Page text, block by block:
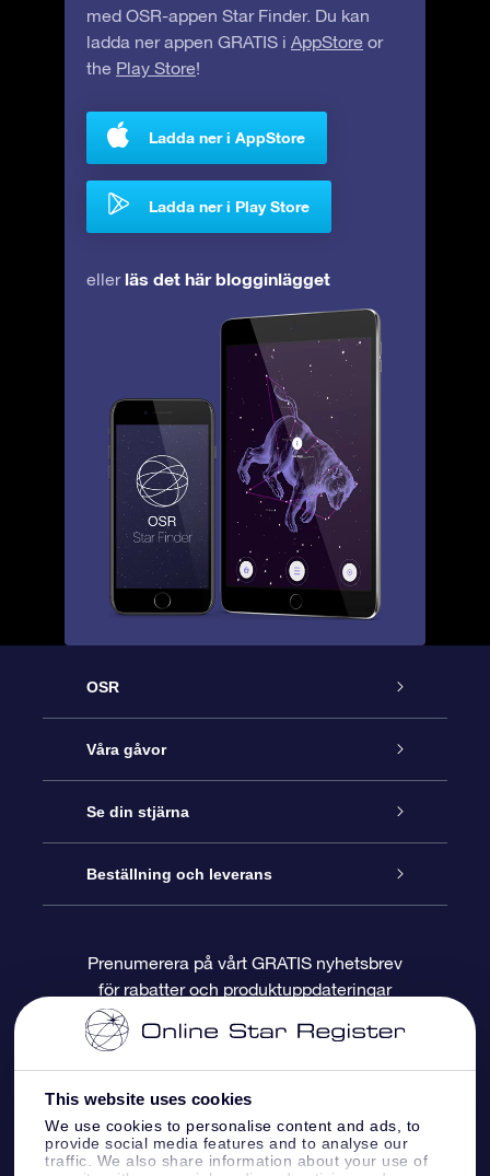
This website uses cookies
We use cookies to personalise content and ads, to
provide social media features and to analyse our
traffic. We also share information about your use of
med OSR-appen Star Finder. Du kan
ladda ner appen GRATIS i AppStore or
the Play Store!
Ladda ner i AppStore
Ladda ner i Play Store
eller läs det här blogginlägget
OSR
Kundtjänst
Kontakta oss
Blogg
Recensioner
Våra gåvor
Online-Stjärngåva
OSR Gåvopaket
OSR Presentkort
Företagspresenter
Se din stjärna
Stjärnregiste
Personlig Stjärnsida
One Million Stars
OSR Starsaver
Beställning och leverans
Betalningsinformation
Returpolicy
Prenumerera på vårt GRATIS nyhetsbrev
för rabatter och produktuppdateringar